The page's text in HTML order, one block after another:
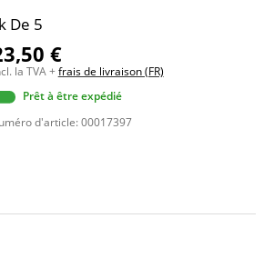
De 5
€
la TVA +frais de livraison (FR)
Prêt à être expédié
d'article: 00017397